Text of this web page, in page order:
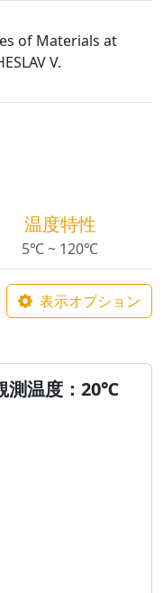
of Materials at
V.
温度特性
5℃ ~ 120℃
表示オプション
測温度：20℃